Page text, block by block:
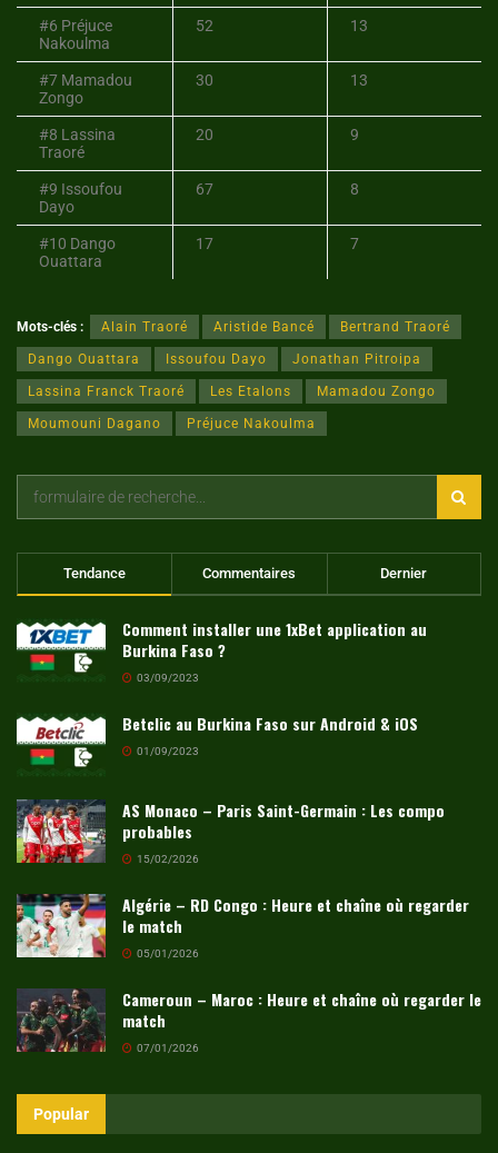
#6 Préjuce
Nakoulma
52 13
#7 Mamadou
Zongo
30 13
#8 Lassina
Traoré
20 9
#9 Issoufou
Dayo
67 8
#10 Dango
Ouattara
17 7
Mots-clés : Alain Traoré Aristide Bancé Bertrand Traoré
Dango Ouattara Issoufou Dayo Jonathan Pitroipa
Lassina Franck Traoré Les Etalons Mamadou Zongo
Moumouni Dagano Préjuce Nakoulma
Tendance Commentaires Dernier
Comment installer une 1xBet application au
Burkina Faso ?
03/09/2023
Betclic au Burkina Faso sur Android & iOS
01/09/2023
AS Monaco – Paris Saint-Germain : Les compo
probables
15/02/2026
Algérie – RD Congo : Heure et chaîne où regarder
le match
05/01/2026
Cameroun – Maroc : Heure et chaîne où regarder le
match
07/01/2026
Popular